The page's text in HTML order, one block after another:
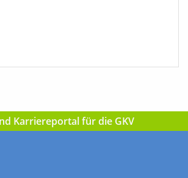
Karriereportal für die GKV